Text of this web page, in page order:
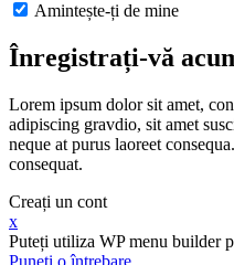
Amintește-ți de mine
Înregistrați-vă
Lorem ipsum dolor sit amet,
adipiscing gravdio, sit amet
neque at purus laoreet
consequat.
Creați un cont
x
Puteți utiliza WP menu builder
Puneți o întrebare